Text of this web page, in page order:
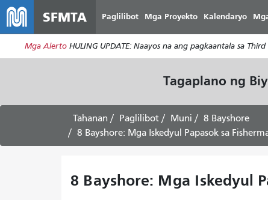
SFMTA Paglilibot Mga Proyekto Kalendaryo
Mga Alerto HULING UPDATE: Naayos na ang pagkaantala sa
Tagaplano ng
Tahanan Paglilibot Muni
8 Bayshore
8 Bayshore: Mga Iskedyul Papasok sa
8 Bayshore: Mga Iskedyul